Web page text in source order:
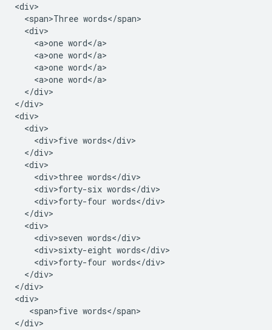
<div>
  <span>Three words</span>
  <div>
    <a>one word</a>
    <a>one word</a>
    <a>one word</a>
    <a>one word</a>
  </div>
</div>
<div>
  <div>
    <div>five words</div>
  </div>
  <div>
    <div>three words</div>
    <div>forty-six words</div>
    <div>forty-four words</div>
  </div>
  <div>
    <div>seven words</div>
    <div>sixty-eight words</div>
    <div>forty-four words</div>
  </div>
</div>
<div>
   <span>five words</span>